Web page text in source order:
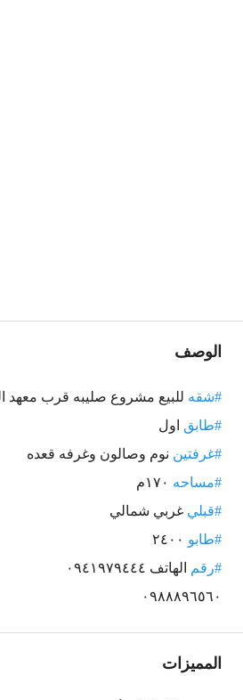
الوصف
#شقه للبيع مشروع صليبه قرب معهد
#طابق اول
#غرفتين نوم وصالون وغرفه قعده
#مساحه
#قبلي غربي شمالي
#طابو
#رقم
الهاتف ٠٩٤١٩٧٩٤٤٤
٠٩٨٨٨٩٦٥٦٠
المميزات